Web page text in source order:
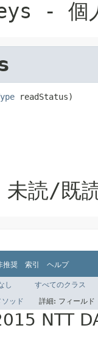
- 個
readStatus)
読/既
推奨 索引 ヘルプ
し
すべてのクラス
ソッド 詳細: フィール
NTT